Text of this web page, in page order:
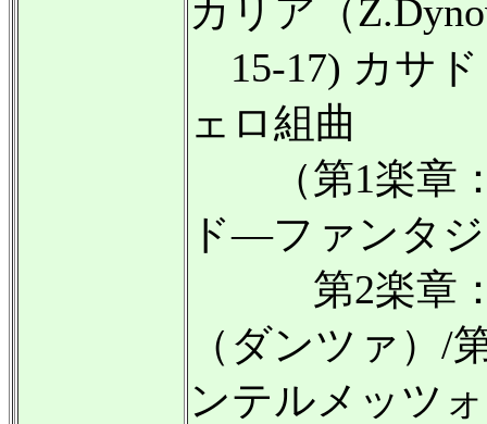
カリア（
15-17) カサ
ェロ組曲
（第1楽章
ド―ファンタ
第2楽章：
（ダンツァ）/
ンテルメッツ